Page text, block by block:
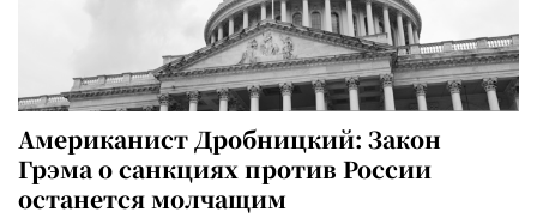
Американист Дробницкий: Закон
Грэма о санкциях против России
останется молчащим